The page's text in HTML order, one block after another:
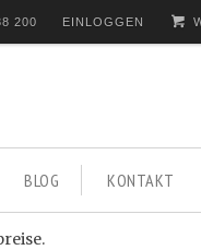
200 EINLOGGEN
BLOG KONTAKT